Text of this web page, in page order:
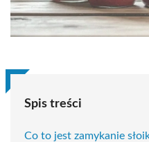
Spis treści
Co to jest zamykanie